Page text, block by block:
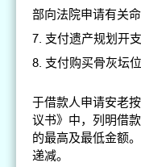
部向法院申请有关
支付遗产规划开
支付购买骨灰坛
于借款人申请安老
议书》中，列明借
的最高及最低金额
递减。